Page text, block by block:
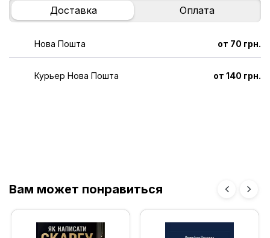
Доставка Оплата
Нова Пошта от 70 грн.
Курьер Нова Пошта от 140 грн.
Вам может понравиться